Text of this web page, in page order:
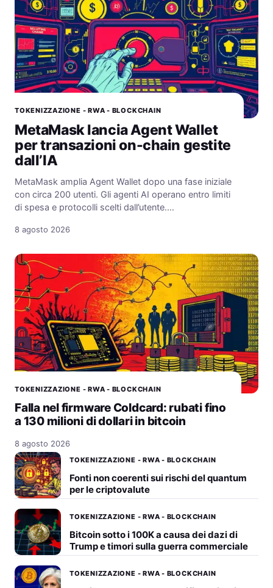
TOKENIZZAZIONE - RWA - BLOCKCHAIN
MetaMask lancia Agent Wallet
per transazioni on-chain gestite
dall’IA
MetaMask amplia Agent Wallet dopo una fase iniziale
con circa 200 utenti. Gli agenti AI operano entro limiti
di spesa e protocolli scelti dall’utente.…
8 agosto 2026
TOKENIZZAZIONE - RWA - BLOCKCHAIN
Falla nel firmware Coldcard: rubati fino
a 130 milioni di dollari in bitcoin
8 agosto 2026
TOKENIZZAZIONE - RWA - BLOCKCHAIN
Fonti non coerenti sui rischi del quantum
per le criptovalute
TOKENIZZAZIONE - RWA - BLOCKCHAIN
Bitcoin sotto i 100K a causa dei dazi di
Trump e timori sulla guerra commerciale
TOKENIZZAZIONE - RWA - BLOCKCHAIN